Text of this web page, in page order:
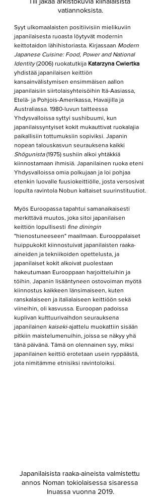
vatiannoksista.
Syyt ulkomaalaisten positiivisiin mielikuviin
japanilaisesta ruoasta löytyvät modernin
keittotaidon lähihistoriasta. Kirjassaan Modern
Japanese Cuisine: Food, Power and National
Identity (2006) ruokatutkija Katarzyna Cwiertka
yhdistää japanilaisen keittiön
kansainvälistymisen ensimmäisen aallon
japanilaisiin siirtolaisyhteisöihin Itä-Aasiassa,
Etelä- ja Pohjois-Amerikassa, Havaijilla ja
Australiassa. 1980-luvun taitteessa
Yhdysvalloissa syttyi sushibuumi, kun
japanilaissyntyiset kokit mukauttivat ruokalajia
paikallisiin tottumuksiin sopiviksi. Japanin
nopean talouskasvun seurauksena kaikki
Shōgunista (1975) sushiin alkoi yhtäkkiä
kiinnostamaan ihmisiä. Japanilainen ruoka eteni
Yhdysvalloissa omia polkujaan ja loi pohjaa
etenkin luovalle fuusiokeittiölle, josta versosivat
lopulta ravintola Nobun kaltaiset suurinstituutiot.
Myös Euroopassa tapahtui samanaikaisesti
merkittävä muutos, joka sitoi japanilaisen
keittiön lopullisesti fine diningin
"hienostuneeseen" maailmaan. Eurooppalaiset
huippukokit kiinnostuivat japanilaisten raaka-
aineiden ja tekniikoiden opettelusta, ja
japanilaiset kokit alkoivat puolestaan
hakeutumaan Eurooppaan harjoitteluihin ja
töihin. Japanin lisääntyneen ostovoiman myötä
kiinnostus kaikkeen länsimaiseen, kuten
ranskalaiseen ja italialaiseen keittiöön sekä
viineihin, oli kasvussa. Euroopan padoissa
kuplivan kulttuurivaihdon seurauksena
japanilainen kaiseki-ajattelu muokattiin sisään
pitkiin maistelumenuihin, joissa se näkyy yhä
tänä päivänä. Tämä on olennainen syy, miksi
japanilainen keittiö erotetaan usein ryppäästä,
jota nimitämme etnisiksi ravintoloiksi.
Japanilaisista raaka-aineista valmistettu
annos Noman tokiolaisessa sisaressa
Inuassa vuonna 2019.